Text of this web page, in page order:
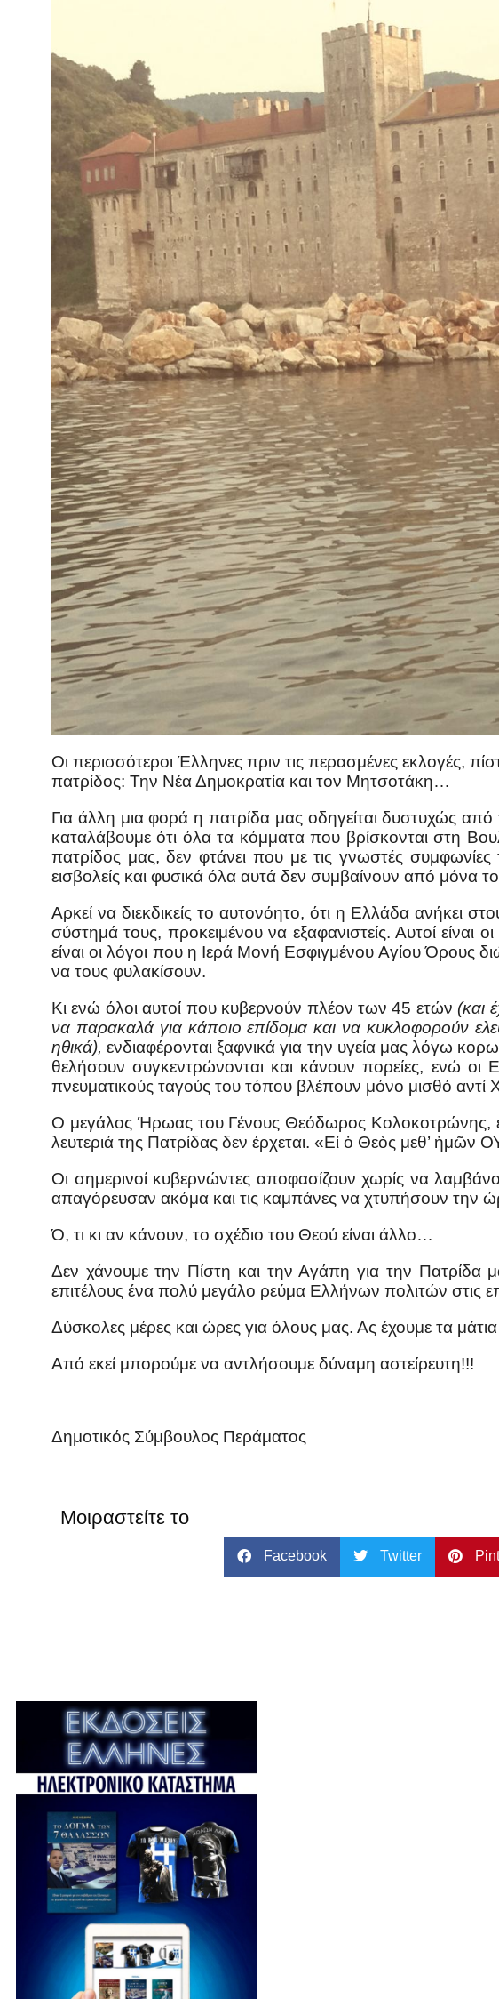
Οι περισσότεροι Έλληνες πριν τις περασμένες εκλογές,
πατρίδος: Την Νέα Δημοκρατία και τον Μητσοτάκη…
Για άλλη μια φορά η πατρίδα μας οδηγείται δυστυχώς
καταλάβουμε ότι όλα τα κόμματα που βρίσκονται στη
πατρίδος μας, δεν φτάνει που με τις γνωστές
εισβολείς και φυσικά όλα αυτά δεν συμβαίνουν από μόνα
Αρκεί να διεκδικείς το αυτονόητο, ότι η Ελλάδα ανήκει
σύστημά τους, προκειμένου να εξαφανιστείς. Αυτοί είναι
είναι οι λόγοι που η Ιερά Μονή Εσφιγμένου Αγίου Όρους
να τους φυλακίσουν.
Κι ενώ όλοι αυτοί που κυβερνούν πλέον των 45 ετών (και
να παρακαλά για κάποιο επίδομα και να κυκλοφορούν
ηθικά),ενδιαφέρονται ξαφνικά για την υγεία μας λόγω
θελήσουν συγκεντρώνονται και κάνουν πορείες, ενώ
πνευματικούς ταγούς του τόπου βλέπουν μόνο μισθό αντί
Ο μεγάλος Ήρωας του Γένους Θεόδωρος Κολοκοτρώνης,
λευτεριά της Πατρίδας δεν έρχεται. «Εἰ ὁ Θεὸς μεθ’ ἡμῶν
Οι σημερινοί κυβερνώντες αποφασίζουν χωρίς να
απαγόρευσαν ακόμα και τις καμπάνες να χτυπήσουν την
Ό, τι κι αν κάνουν, το σχέδιο του Θεού είναι άλλο…
Δεν χάνουμε την Πίστη και την Αγάπη για την Πατρίδα
επιτέλους ένα πολύ μεγάλο ρεύμα Ελλήνων πολιτών στις
Δύσκολες μέρες και ώρες για όλους μας. Ας έχουμε τα
Από εκεί μπορούμε να αντλήσουμε δύναμη αστείρευτη!!!
Δημοτικός Σύμβουλος Περάματος
Μοιραστείτε το
Facebook Twitter